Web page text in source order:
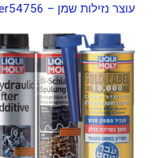
עוצר נזילות שמן – Motor Oil Saver54756